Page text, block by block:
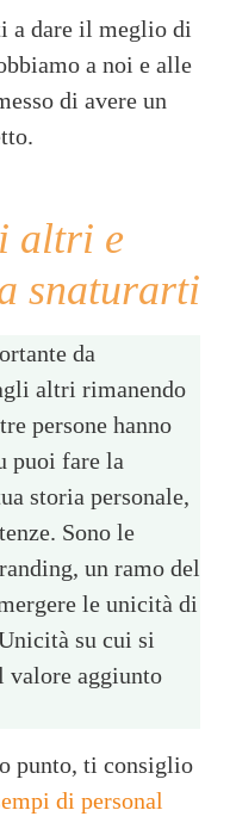
a dare il meglio di
a noi e alle
di avere un
altri e
snaturarti
da
altri rimanendo
persone hanno
puoi fare la
storia personale,
Sono le
un ramo del
le unicità di
su cui si
valore aggiunto
punto, ti consiglio
di personal